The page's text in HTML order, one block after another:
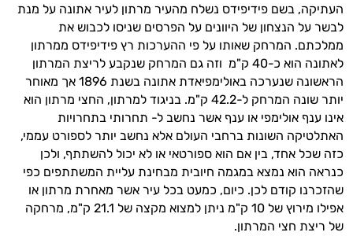
העתיקה, בשם פידיפידס נשלח מהעיר מרתון לעיר אתונה על מנת
לבשר על הנצחון של היוונים על הפרסים שניסו לכבוש את
ממלכתם. המרחק שאותו על פי ההערכות רץ פידיפידס ממרתון
לאתונה הוא כ-40 ק"מ וזה גם המרחק שנקבע לריצת המרתון
הראשונה שנערכה באולימפיאדת אתונה בשנת 1896 אך מאוחר
יותר שונה המרחק ל-42.2 ק"מ. בניגוד למרתון, החצי מרתון הוא
אינו ענף אולימפי או ענף אשר נחשב ל- תחרותי בתחרויות
האתלטיקה השונות ברחבי העולם אלא נחשב יותר לספורט עממי,
כזה שכל אחד, בין אם הוא ספורטאי או לא יכול להשתתף, ולכן
כנראה הוא נמצא במגמה חיובית מבחינת עליית המשתתפים כפי
שהזכרנו קודם לכן. כיום, כמעט בכל עיר אשר מאחרת מרתון או
אפילו מירוץ של 10 ק"מ ניתן למצוא מקצה של 21.1 ק"מ, מרחקה
של ריצת חצי המרתון.